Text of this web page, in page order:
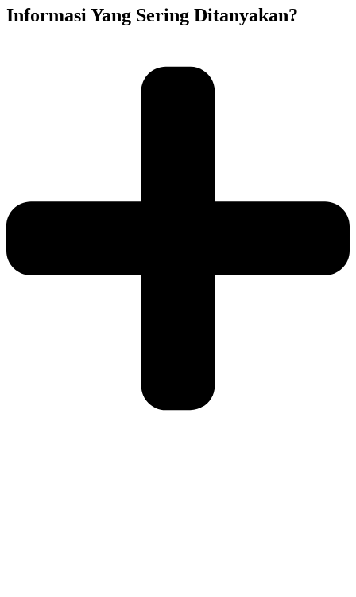
Informasi Yang Sering Ditanyakan?